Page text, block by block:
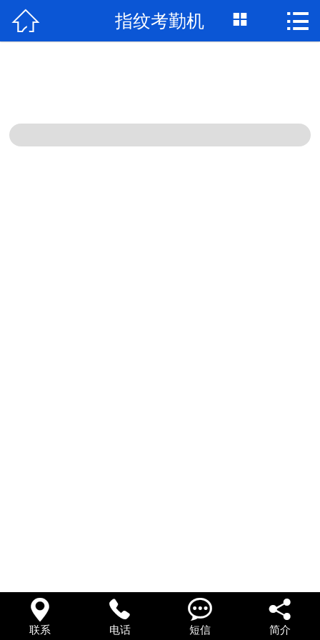
网站首页
新闻资讯
 指纹考勤机  

联系

电话

短信

简介